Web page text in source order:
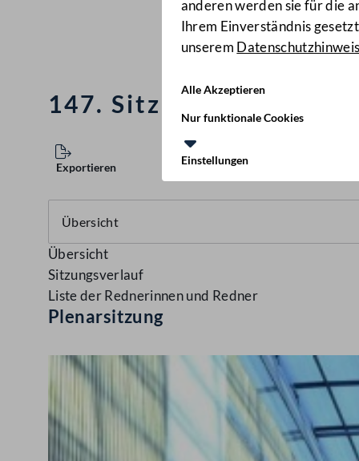
anderen werden sie für die
Ihrem Einverständnis
unserem
Alle Akzeptieren
Nur funktionale Cookies
Einstellungen
147. Sitzung des
Exportieren
Übersicht
Sitzungsverlauf
Liste der Rednerinnen und Redner
Plenarsitzung